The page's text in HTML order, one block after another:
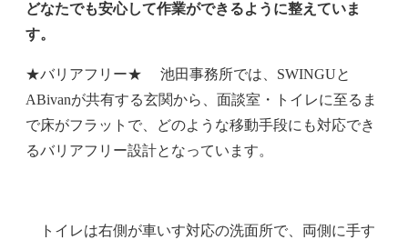
どなたでも安心して作業ができるように整えていま
す。
★バリアフリー★ 池田事務所では、SWINGUと
ABivanが共有する玄関から、面談室・トイレに至るま
で床がフラットで、どのような移動手段にも対応でき
るバリアフリー設計となっています。
トイレは右側が車いす対応の洗面所で、両側に手す